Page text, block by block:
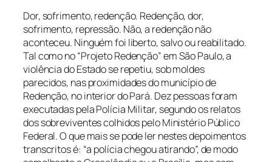
Dor, sofrimento, redenção. Redenção, dor,
sofrimento, repressão. Não, a redenção não
aconteceu. Ninguém foi liberto, salvo ou reabilitado.
Tal como no “Projeto Redenção” em São Paulo, a
violência do Estado se repetiu, sob moldes
parecidos, nas proximidades do município de
Redenção, no interior do Pará. Dez pessoas foram
executadas pela Polícia Militar, segundo os relatos
dos sobreviventes colhidos pelo Ministério Público
Federal. O que mais se pode ler nestes depoimentos
transcritos é: “a polícia chegou atirando”, de modo